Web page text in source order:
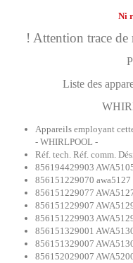
Ni
! Attention trace
Liste des
Appareils employant
- WHIRLPOOL -
Réf. tech. Réf. comm.
856194429903
856151229070 awa5127
856151229077
856151229907
856151229903
856151329001
856151329007
856152029007